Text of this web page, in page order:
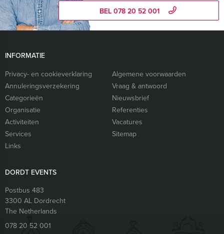
BEL 078 20 52 001
INFORMATIE
Privacy- en cookieverklaring
Algemene voorwaarden
Annuleringsverzekering
Vraag & antwoord
Categorieën
Nieuwsbrief
Organisatie
Referenties
Activiteiten
Vacatures
Services
Sitemap
Links
DORDT EVENTS
Postbus 483
3300 AL Dordrecht
The Netherlands
078 20 52 001